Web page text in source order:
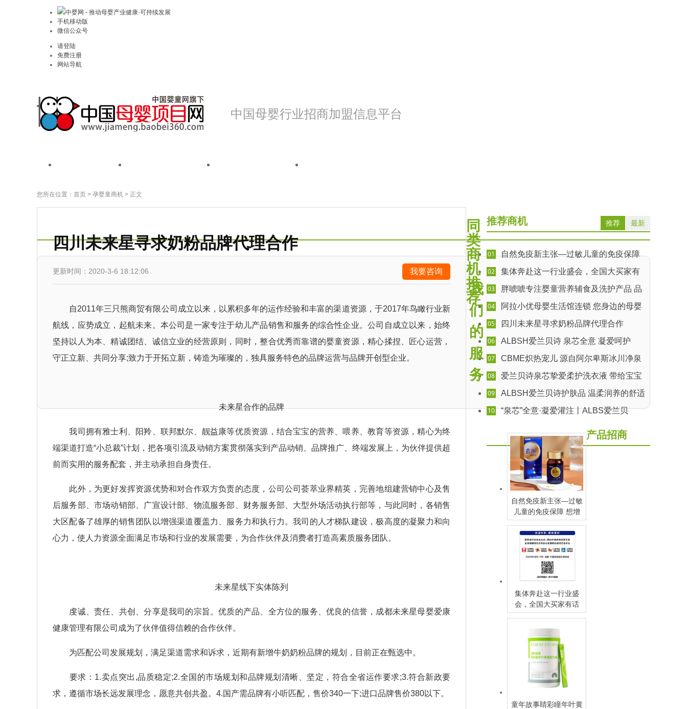
中婴网 - 推动母婴产业健康·可持续发展
手机移动版
微信公众号
请登陆
免费注册
网站导航
中国母婴行业招商加盟信息平台
您所在位置： 首页 > 孕婴童商机 > 正文
四川未来星寻求奶粉品牌代理合作
我要咨询
更新时间：2020-3-6 18:12:06
自2011年三只熊商贸有限公司成立以来，以累积多年的运作经验和丰富的渠道资源，于2017年鸟瞰行业新
航线，应势成立，起航未来。本公司是一家专注于幼儿产品销售和服务的综合性企业。公司自成立以来，始终
坚持以人为本、精诚团结、诚信立业的经营原则，同时，整合优秀而靠谱的婴童资源，精心揉捏、匠心运营，
守正立新、共同分享;致力于开拓立新，铸造为璀璨的，独具服务特色的品牌运营与品牌开创型企业。
未来星合作的品牌
我司拥有雅士利、阳羚、联邦默尔、靓益康等优质资源，结合宝宝的营养、喂养、教育等资源，精心为终
端渠道打造“小总裁”计划，把各项引流及动销方案贯彻落实到产品动销、品牌推广、终端发展上，为伙伴提供超
前而实用的服务配套，并主动承担自身责任。
此外，为更好发挥资源优势和对合作双方负责的态度，公司公司荟萃业界精英，完善地组建营销中心及售
后服务部、市场动销部、广宣设计部、物流服务部、财务服务部、大型外场活动执行部等，与此同时，各销售
大区配备了雄厚的销售团队以增强渠道覆盖力、服务力和执行力。我司的人才梯队建设，极高度的凝聚力和向
心力，使人力资源全面满足市场和行业的发展需要，为合作伙伴及消费者打造高素质服务团队。
未来星线下实体陈列
虔诚、责任、共创、分享是我司的宗旨。优质的产品、全方位的服务、优良的信誉，成都未来星母婴爱康
健康管理有限公司成为了伙伴值得信赖的合作伙伴。
为匹配公司发展规划，满足渠道需求和诉求，近期有新增牛奶奶粉品牌的规划，目前正在甄选中。
要求：1.卖点突出,品质稳定;2.全国的市场规划和品牌规划清晰、坚定，符合全省运作要求;3.符合新政要
求，遵循市场长远发展理念，愿意共创共盈。4.国产需品牌有小听匹配，售价340一下;进口品牌售价380以下。
推荐 最新
推荐商机
01
自然免疫新主张—过敏儿童的免疫保障
想增量的经销商都盯上了TA!
02
集体奔赴这一行业盛会，全国大买家有
话说！
03
胖唬唬专注婴童营养辅食及洗护产品 品
质为先妈妈信赖
04
阿拉小优母婴生活馆连锁 您身边的母婴
顾问
05
四川未来星寻求奶粉品牌代理合作
06
ALBSH爱兰贝诗 泉芯全意 凝爱呵护
07
CBME炽热宠儿 源自阿尔卑斯冰川净泉
水——爱兰贝诗
08
爱兰贝诗泉芯挚爱柔护洗衣液 带给宝宝
衣物不一样的安全清洁
09
ALBSH爱兰贝诗护肤品 温柔润养的舒适
肤感
10
“泉芯”全意·凝爱灌注丨ALBS爱兰贝
自然免疫新主张—过敏
儿童的免疫保障 想增
量的经销商都盯上了
TA!
集体奔赴这一行业盛
会，全国大买家有话
说！
产品招商
童年故事睛彩瞳年叶黄
同
类
商
机
推
荐
我
们
的
服
务